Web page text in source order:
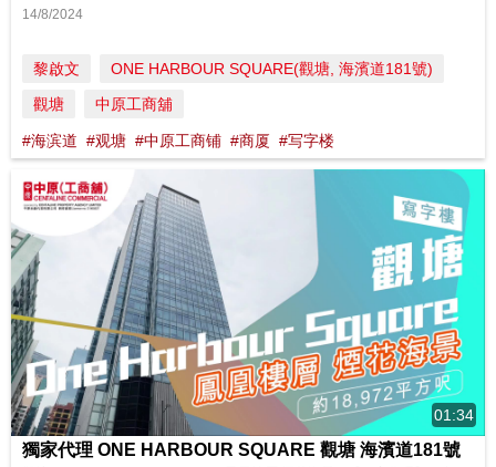
14/8/2024
黎啟文
ONE HARBOUR SQUARE(觀塘, 海濱道181號)
觀塘
中原工商舖
#海滨道 #观塘 #中原工商铺 #商厦 #写字楼
01:34
獨家代理 ONE HARBOUR SQUARE 觀塘 海濱道181號